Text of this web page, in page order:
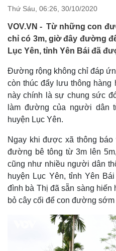
Thứ Sáu, 06:26, 30/10/2020
VOV.VN - Từ những con
chỉ có 3m, giờ đây đường
Lục Yên, tỉnh Yên Bái đã
Đường rộng không chỉ đáp
còn thúc đẩy lưu thông hàng
này chính là sự chung sức
làm đường của người dân
huyện Lục Yên.
Ngay khi được xã thông
đường bê tông từ 3m lên
cũng như nhiều người dân
huyện Lục Yên, tỉnh Yên
đình bà Thị đã sẵn sàng hiến
bỏ cây cối để con đường